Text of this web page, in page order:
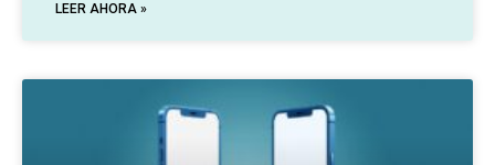
LEER AHORA »